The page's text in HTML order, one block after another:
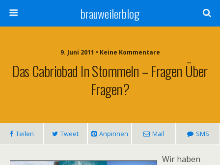
brauweilerblog
9. Juni 2011 • Keine Kommentare
Das Cabriobad In Stommeln – Fragen Über
Fragen?
Teilen Tweet Anpinnen Mail SMS
Wir haben